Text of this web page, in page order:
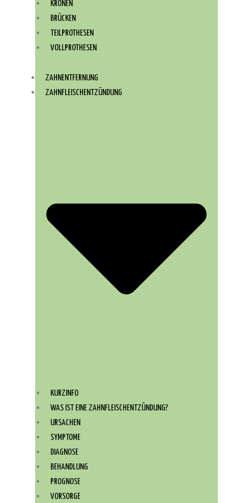
KRONEN
BRÜCKEN
TEILPROTHESEN
VOLLPROTHESEN
ZAHNENTFERNUNG
ZAHNFLEISCHENTZÜNDUNG
KURZINFO
WAS IST EINE ZAHNFLEISCHENTZÜNDUNG?
URSACHEN
SYMPTOME
DIAGNOSE
BEHANDLUNG
PROGNOSE
VORSORGE